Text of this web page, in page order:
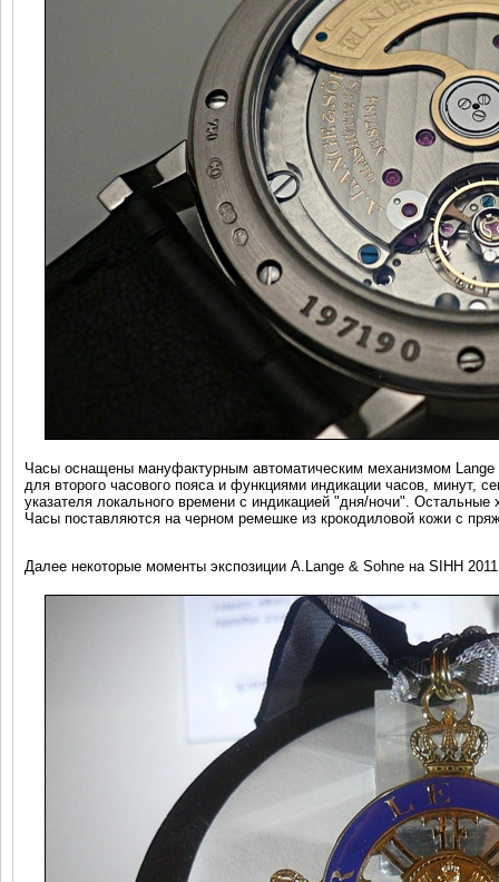
Часы оснащены мануфактурным автоматическим механизмом
для второго часового пояса и функциями индикации часов, минут,
указателя локального времени с индикацией "дня/ночи". Остальные
Часы поставляются на черном ремешке из крокодиловой кожи с
Далее некоторые моменты экспозиции A.Lange & Sohne на SIHH